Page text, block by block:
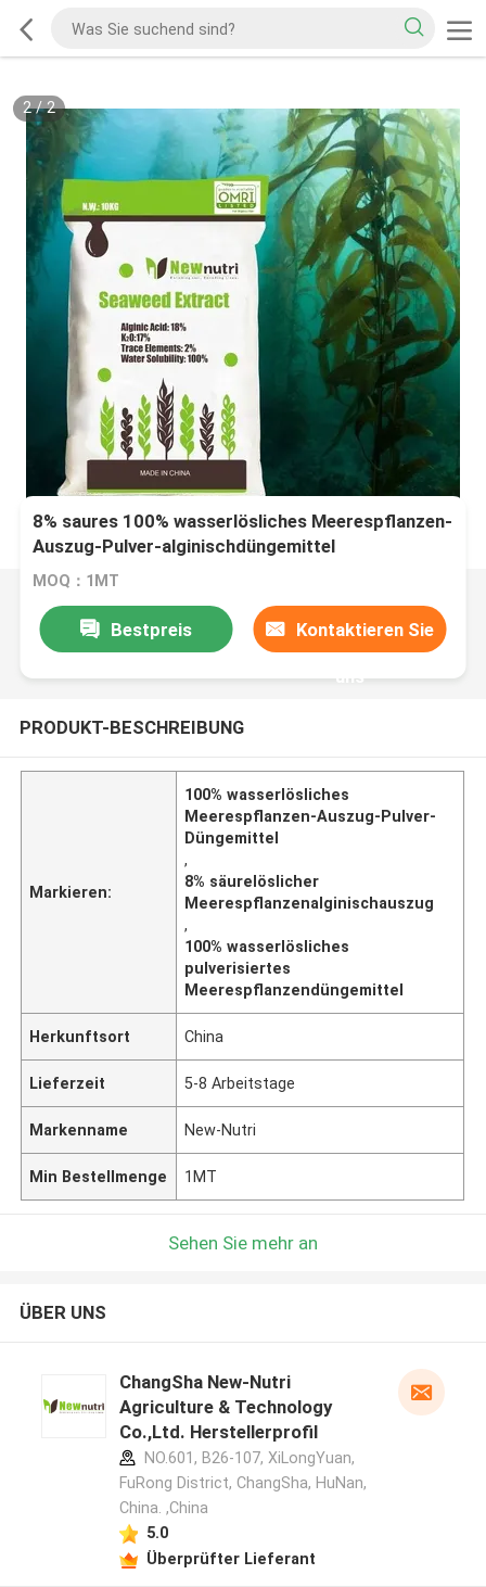
2/2
8% saures 100% wasserlösliches Meerespflanzen-
Auszug-Pulver-alginischdüngemittel
MOQ：1MT
Bestpreis Kontaktieren Sie
uns
PRODUKT-BESCHREIBUNG
Markieren:
100% wasserlösliches
Meerespflanzen-Auszug-Pulver-
Düngemittel
,
8% säurelöslicher
Meerespflanzenalginischauszug
,
100% wasserlösliches
pulverisiertes
Meerespflanzendüngemittel
Herkunftsort China
Lieferzeit 5-8 Arbeitstage
Markenname New-Nutri
Min Bestellmenge 1MT
Sehen Sie mehr an
ÜBER UNS
ChangSha New-Nutri
Agriculture & Technology
Co.,Ltd. Herstellerprofil
NO.601, B26-107, XiLongYuan,
FuRong District, ChangSha, HuNan,
China. ,China
5.0
Überprüfter Lieferant